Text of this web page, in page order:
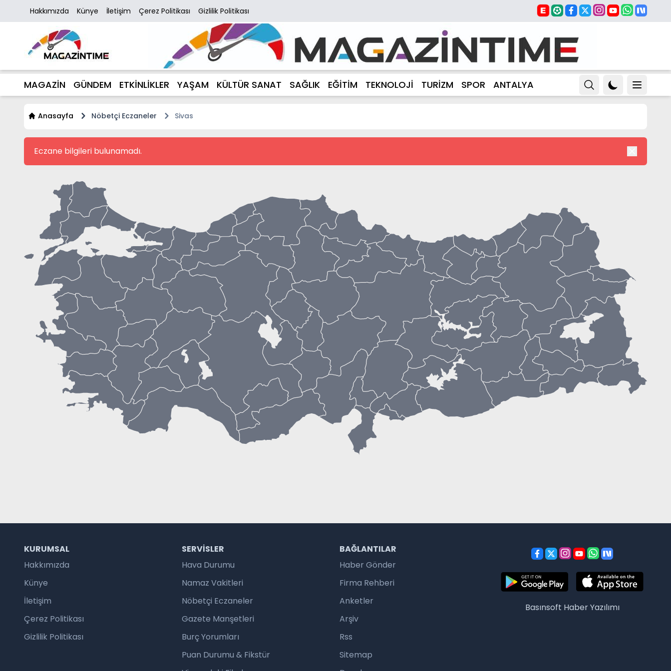
Hakkımızda Künye İletişim Çerez Politikası Gizlilik Politikası
MAGAZİN GÜNDEM ETKİNLİKLER YAŞAM KÜLTÜR SANAT SAĞLIK EĞİTİM TEKNOLOJİ TURİZM SPOR ANTALYA
Anasayfa Nöbetçi Eczaneler Sivas
Eczane bilgileri bulunamadı.
KURUMSAL
Hakkımızda
Künye
İletişim
Çerez Politikası
Gizlilik Politikası
SERVISLER
Hava Durumu
Namaz Vakitleri
Nöbetçi Eczaneler
Gazete Manşetleri
Burç Yorumları
Puan Durumu & Fikstür
BAĞLANTILAR
Haber Gönder
Firma Rehberi
Anketler
Arşiv
Rss
Sitemap
Basınsoft Haber Yazılımı